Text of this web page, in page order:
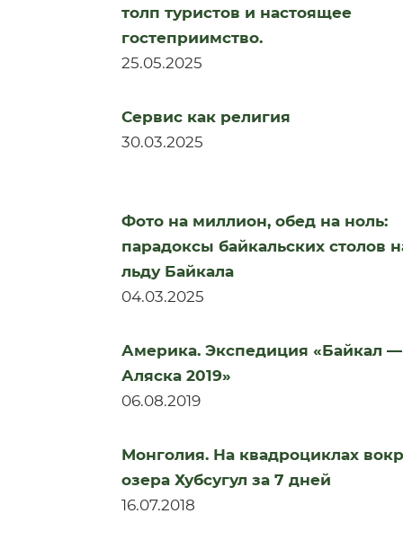
25.05.2025
толп туристов и настоящее
гостеприимство.
30.03.2025
Сервис как религия
04.03.2025
Фото на миллион, обед на ноль:
парадоксы байкальских столов
льду Байкала
06.08.2019
Америка. Экспедиция «Байкал —
Аляска 2019»
16.07.2018
Монголия. На квадроциклах
озера Хубсугул за 7 дней